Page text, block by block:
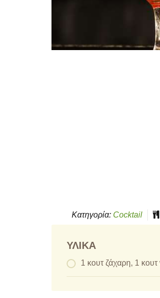
Κατηγορία: Cocktail
ΥΛΙΚΆ
1 κουτ ζάχαρη, 1